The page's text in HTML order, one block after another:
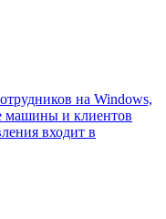
на Windows,
машины и клиентов
входит в